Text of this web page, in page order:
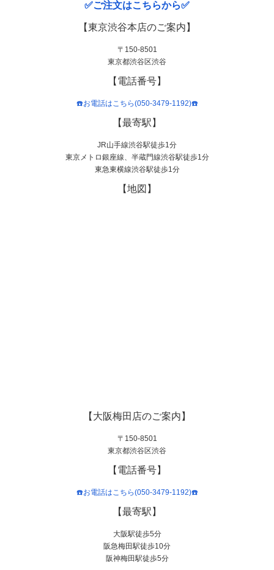
✅ご注文はこちらから✅
【東京渋谷本店のご案内】
〒150-8501
東京都渋谷区渋谷
【電話番号】
☎️お電話はこちら(050-3479-1192)☎️
【最寄駅】
JR山手線渋谷駅徒歩1分
東京メトロ銀座線、半蔵門線渋谷駅徒歩1分
東急東横線渋谷駅徒歩1分
【地図】
【大阪梅田店のご案内】
〒150-8501
東京都渋谷区渋谷
【電話番号】
☎️お電話はこちら(050-3479-1192)☎️
【最寄駅】
大阪駅徒歩5分
阪急梅田駅徒歩10分
阪神梅田駅徒歩5分